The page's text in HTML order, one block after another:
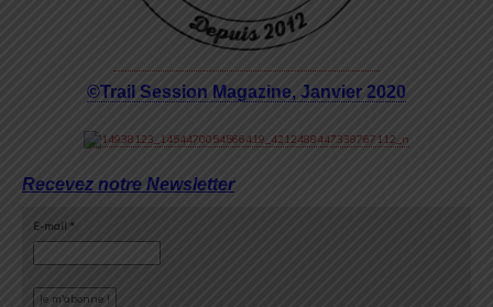
©Trail Session Magazine, Janvier 2020
Recevez notre Newsletter
E-mail *